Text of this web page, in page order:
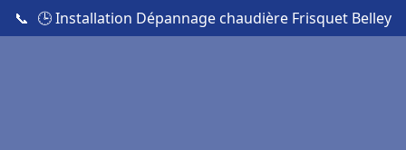
📞 🕒 Installation Dépannage chaudière Frisquet Belley